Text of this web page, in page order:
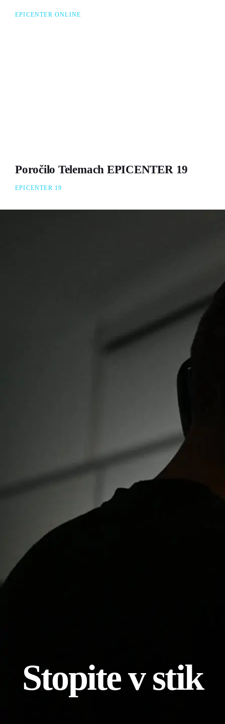
EPICENTER ONLINE
Poročilo Telemach EPICENTER 19
EPICENTER 19
Stopite v stik